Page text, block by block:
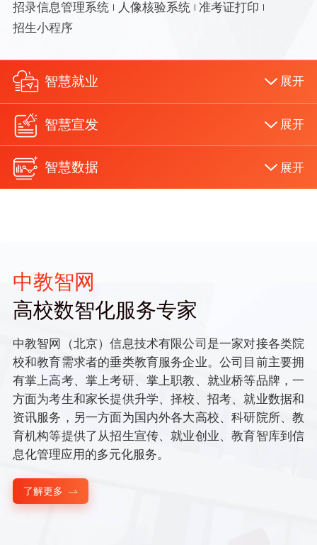
招录信息管理系统
人像核验系统
准考证打印
招生小程序
智慧就业 展开
智慧宣发 展开
智慧数据 展开
中教智网
高校数智化服务专家
中教智网（北京）信息技术有限公司是一家对接各类院
校和教育需求者的垂类教育服务企业。公司目前主要拥
有掌上高考、掌上考研、掌上职教、就业桥等品牌，一
方面为考生和家长提供升学、择校、招考、就业数据和
资讯服务，另一方面为国内外各大高校、科研院所、教
育机构等提供了从招生宣传、就业创业、教育智库到信
息化管理应用的多元化服务。
了解更多